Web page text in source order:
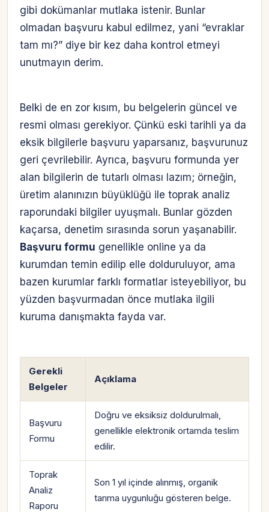
gibi dokümanlar mutlaka istenir. Bunlar
olmadan başvuru kabul edilmez, yani “evraklar
tam mı?” diye bir kez daha kontrol etmeyi
unutmayın derim.
Belki de en zor kısım, bu belgelerin güncel ve
resmi olması gerekiyor. Çünkü eski tarihli ya da
eksik bilgilerle başvuru yaparsanız, başvurunuz
geri çevrilebilir. Ayrıca, başvuru formunda yer
alan bilgilerin de tutarlı olması lazım; örneğin,
üretim alanınızın büyüklüğü ile toprak analiz
raporundaki bilgiler uyuşmalı. Bunlar gözden
kaçarsa, denetim sırasında sorun yaşanabilir.
Başvuru formu genellikle online ya da
kurumdan temin edilip elle dolduruluyor, ama
bazen kurumlar farklı formatlar isteyebiliyor, bu
yüzden başvurmadan önce mutlaka ilgili
kuruma danışmakta fayda var.
Gerekli
Belgeler
Açıklama
Başvuru
Formu
Doğru ve eksiksiz doldurulmalı,
genellikle elektronik ortamda teslim
edilir.
Toprak
Analiz
Raporu
Son 1 yıl içinde alınmış, organik
tarıma uygunluğu gösteren belge.